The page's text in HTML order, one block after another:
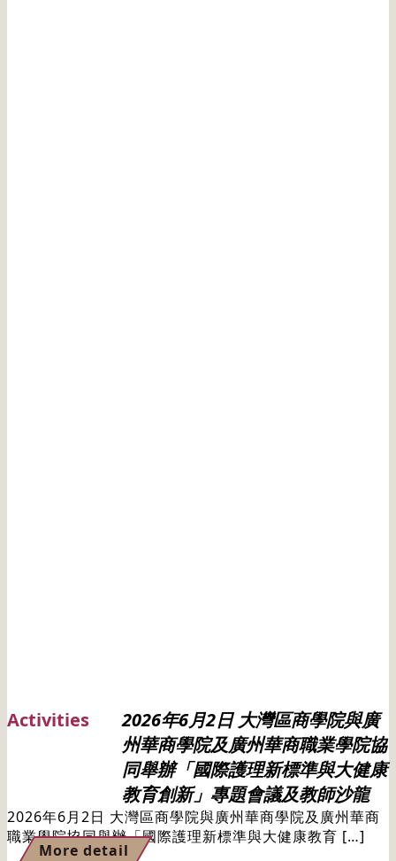
Activities
2026年6月2日 大灣區商學院與廣
州華商學院及廣州華商職業學院協
同舉辦「國際護理新標準與大健康
教育創新」專題會議及教師沙龍
2026年6月2日 大灣區商學院與廣州華商學院及廣州華商
職業學院協同舉辦「國際護理新標準與大健康教育 […]
More detail